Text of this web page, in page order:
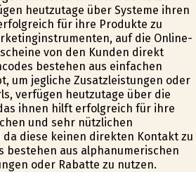
heutzutage über Systeme ihren
für ihre Produkte zu
auf die Online-
von den Kunden direkt
bestehen aus einfachen
um jegliche Zusatzleistungen oder
verfügen heutzutage über die
ihnen hilft erfolgreich für ihre
und sehr nützlichen
diese keinen direkten Kontakt zu
bestehen aus alphanumerischen
oder Rabatte zu nutzen.